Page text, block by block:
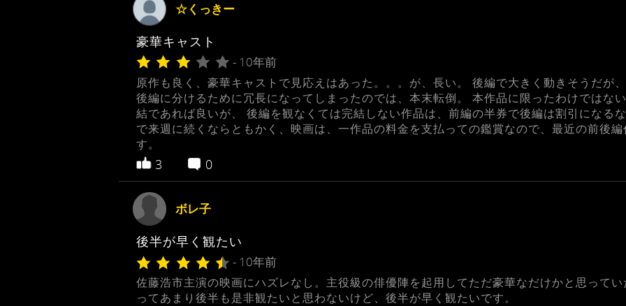
☆くっきー
豪華キャスト
- 10年前
原作も良く、豪華キャストで見応えはあった。。。が、長い。 後編で大きく動きそうだが
後編に分けるために冗長になってしまったのでは、本末転倒。 本作品に限ったわけではな
結であれば良いが、 後編を観なくては完結しない作品は、前編の半券で後編は割引になる
で来週に続くならともかく、映画は、一作品の料金を支払っての鑑賞なので、最近の前後
す。
3 0
ボレ子
後半が早く観たい
- 10年前
佐藤浩市主演の映画にハズレなし。主役級の俳優陣を起用してただ豪華なだけかと思って
ってあまり後半も是非観たいと思わないけど、後半が早く観たいです。